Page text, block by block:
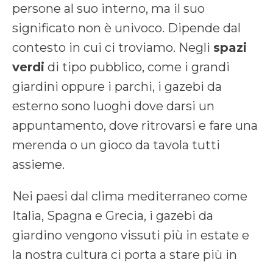
persone al suo interno, ma il suo
significato non è univoco. Dipende dal
contesto in cui ci troviamo. Negli spazi
verdi di tipo pubblico, come i grandi
giardini oppure i parchi, i gazebi da
esterno sono luoghi dove darsi un
appuntamento, dove ritrovarsi e fare una
merenda o un gioco da tavola tutti
assieme.
Nei paesi dal clima mediterraneo come
Italia, Spagna e Grecia, i gazebi da
giardino vengono vissuti più in estate e
la nostra cultura ci porta a stare più in